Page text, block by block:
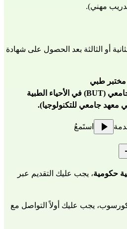
مهني).
طبي
معهد جامعي للتكنولوجيا).
استَمعُ
حكومية، يجب عليك التقديم عبر
يجب عليك أولاً التواصل مع